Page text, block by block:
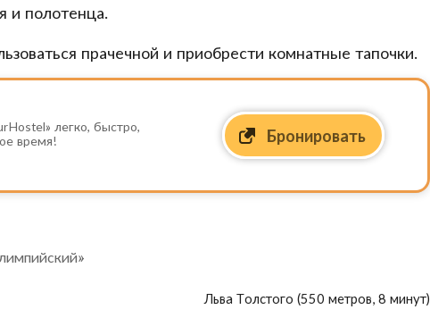
и полотенца.
прачечной и приобрести комнатные тапочки.
легко, быстро,
время!
Бронировать
Льва Толстого (550 метров, 8 минут)